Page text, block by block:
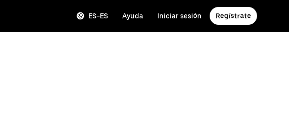
ES-ES Ayuda Iniciar sesión Regístrate